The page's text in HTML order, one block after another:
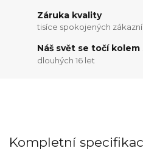
Záruka kvality
tisíce spokojených
Náš svět se točí kolem
dlouhých 16 let
Kompletní